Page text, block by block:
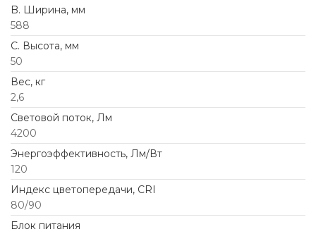
B. Ширина, мм
588
C. Высота, мм
50
Вес, кг
2,6
Световой поток, Лм
4200
Энергоэффективность, Лм/Вт
120
Индекс цветопередачи, CRI
80/90
Блок питания